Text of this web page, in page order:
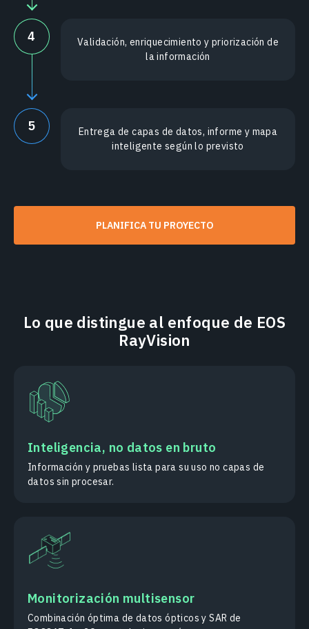
4
Validación, enriquecimiento y priorización de
la información
5
Entrega de capas de datos, informe y mapa
inteligente según lo previsto
PLANIFICA TU PROYECTO
Lo que distingue al enfoque de EOS
RayVision
Inteligencia, no datos en bruto
Información y pruebas lista para su uso no capas de
datos sin procesar.
Monitorización multisensor
Combinación óptima de datos ópticos y SAR de